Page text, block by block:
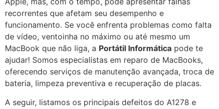
recorrentes que afetam seu desempenho e
funcionamento. Se você enfrenta problemas como falta
de vídeo, ventoinha no máximo ou até mesmo um
MacBook que não liga, a Portátil Informática pode te
ajudar! Somos especialistas em reparo de MacBooks,
oferecendo serviços de manutenção avançada, troca de
bateria, limpeza preventiva e recuperação de placas.
A seguir, listamos os principais defeitos do A1278 e